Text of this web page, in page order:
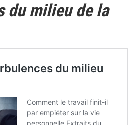
du milieu de la